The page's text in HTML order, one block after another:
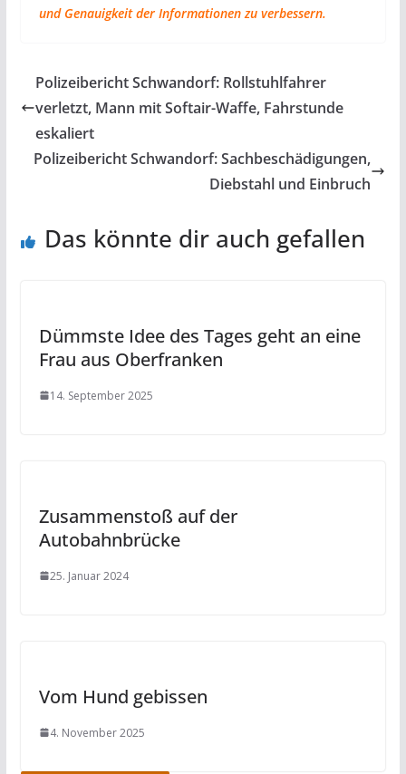
und Genauigkeit der Informationen zu verbessern.
Polizeibericht Schwandorf: Rollstuhlfahrer
verletzt, Mann mit Softair-Waffe, Fahrstunde
eskaliert
Polizeibericht Schwandorf: Sachbeschädigungen,
Diebstahl und Einbruch
Das könnte dir auch gefallen
Dümmste Idee des Tages geht an eine
Frau aus Oberfranken
14. September 2025
Zusammenstoß auf der
Autobahnbrücke
25. Januar 2024
Vom Hund gebissen
4. November 2025